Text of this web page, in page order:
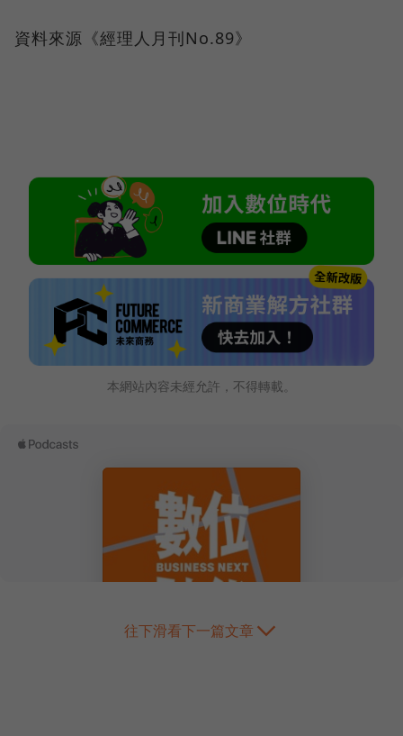
資料來源《經理人月刊No.89》
本網站內容未經允許，不得轉載。
往下滑看下一篇文章